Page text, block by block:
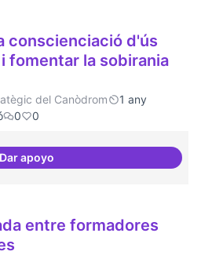
conscienciació d'ús
fomentar la sobirania
del Canòdrom
1 any
0 0
Dar apoyoFormacions en la
entre formadores